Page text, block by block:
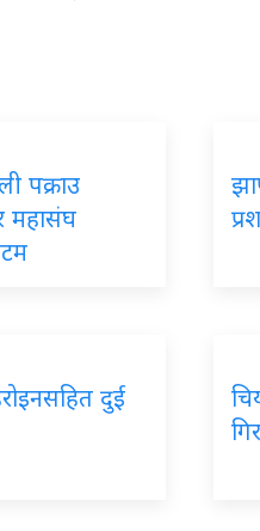
पक्राउ
महासंघ
दुई